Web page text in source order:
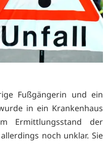
Fußgängerin und ein
in ein Krankenhaus
Ermittlungsstand der
noch unklar. Sie